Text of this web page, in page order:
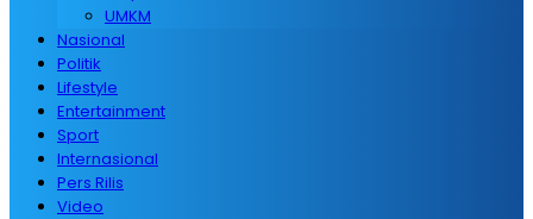
UMKM
Nasional
Politik
Lifestyle
Entertainment
Sport
Internasional
Pers Rilis
Video